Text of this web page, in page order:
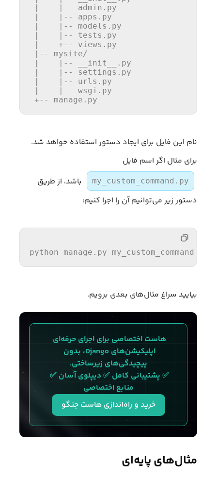
|    |-- admin.py
|    |-- apps.py
|    |-- models.py
|    |-- tests.py
|    +-- views.py
|-- mysite/
|    |-- __init__.py
|    |-- settings.py
|    |-- urls.py
|    |-- wsgi.py
+-- manage.py
نام این فایل برای ایجاد دستور استفاده خواهد شد.
برای مثال اگر اسم فایل
my_custom_command.py
باشد، از طریق
دستور زیر می‌توانیم آن را اجرا کنیم:
python manage.py my_custom_command
بیایید سراغ مثال‌های بعدی برویم.
هاست اختصاصی برای اجرای حرفه‌ای
اپلیکیشن‌های Django، بدون
پیچیدگی‌های زیرساختی.
✅ پشتیبانی کامل ✅ دیپلوی آسان ✅
منابع اختصاصی
خرید و راه‌اندازی هاست جنگو
مثال‌های پایه‌ای